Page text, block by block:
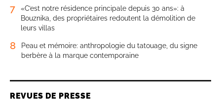
7
«C’est notre résidence principale depuis 30 ans»: à
Bouznika, des propriétaires redoutent la démolition de
leurs villas
8
Peau et mémoire: anthropologie du tatouage, du signe
berbère à la marque contemporaine
REVUES DE PRESSE